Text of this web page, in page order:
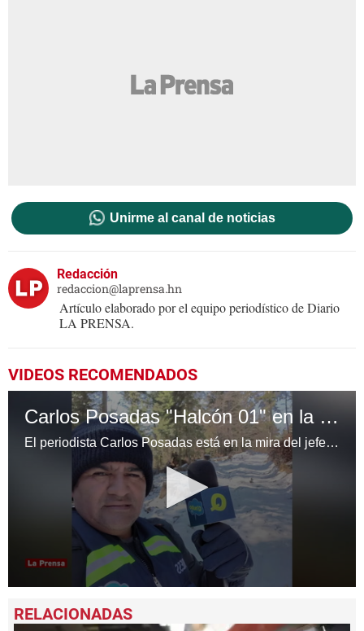
Unirme al canal de noticias
Redacción
redaccion@laprensa.hn
Artículo elaborado por el equipo periodístico de Diario
LA PRENSA.
VIDEOS RECOMENDADOS
Carlos Posadas "Halcón 01" en la mirá de Roosevelt Hernández
El periodista Carlos Posadas está en la mira del jefe del Estado Mayor Conjunto luego de haber realizado una tranmisión en vivo.
seconds
of